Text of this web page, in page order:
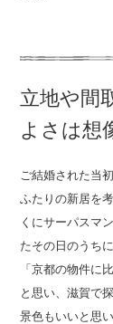
立地や間
よさは想
ご結婚された当
ふたりの新居を
くにサーパスマ
たその日のうち
「京都の物件に
と思い、滋賀で
景色もいいと思